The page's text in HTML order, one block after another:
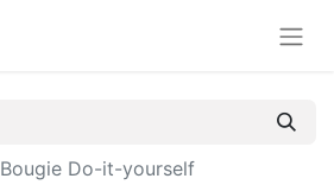
Bougie Do-it-yourself